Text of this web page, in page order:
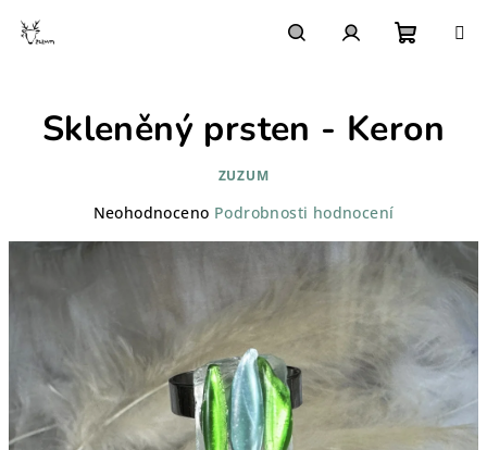
košík
Skleněný prsten - Keron
ZUZUM
Průměrné
hvězdiček.
Neohodnoceno Podrobnosti hodnocení